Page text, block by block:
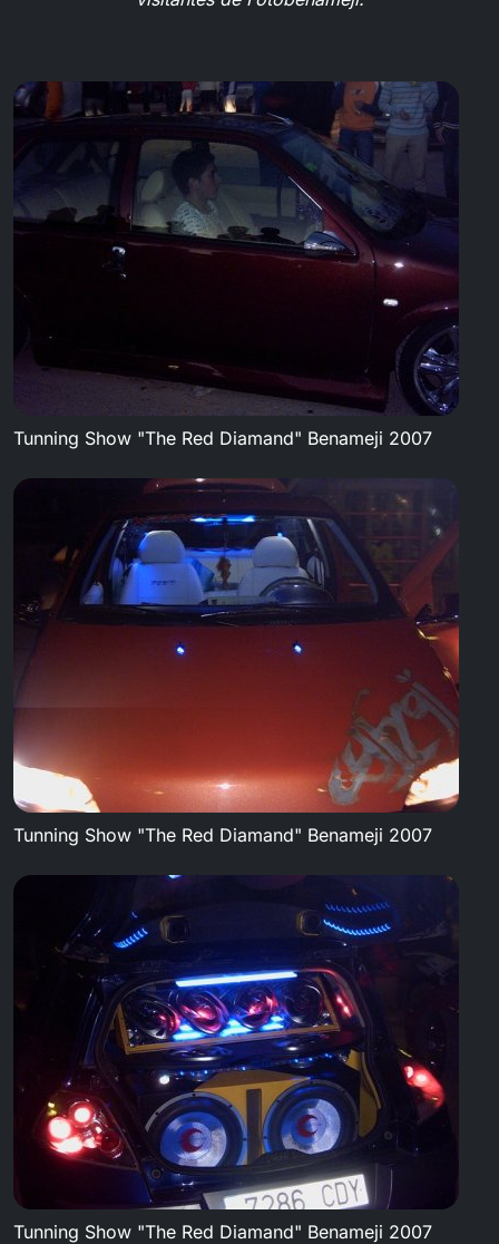
Tunning Show "The Red Diamand" Benameji 2007
Tunning Show "The Red Diamand" Benameji 2007
Tunning Show "The Red Diamand" Benameji 2007